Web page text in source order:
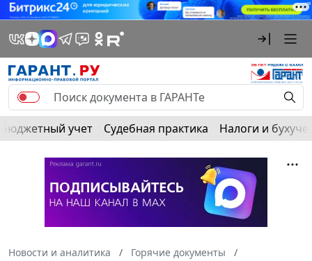
Бюджетный учет Судебная практика Налоги и
Новости и аналитика
Горячие документы